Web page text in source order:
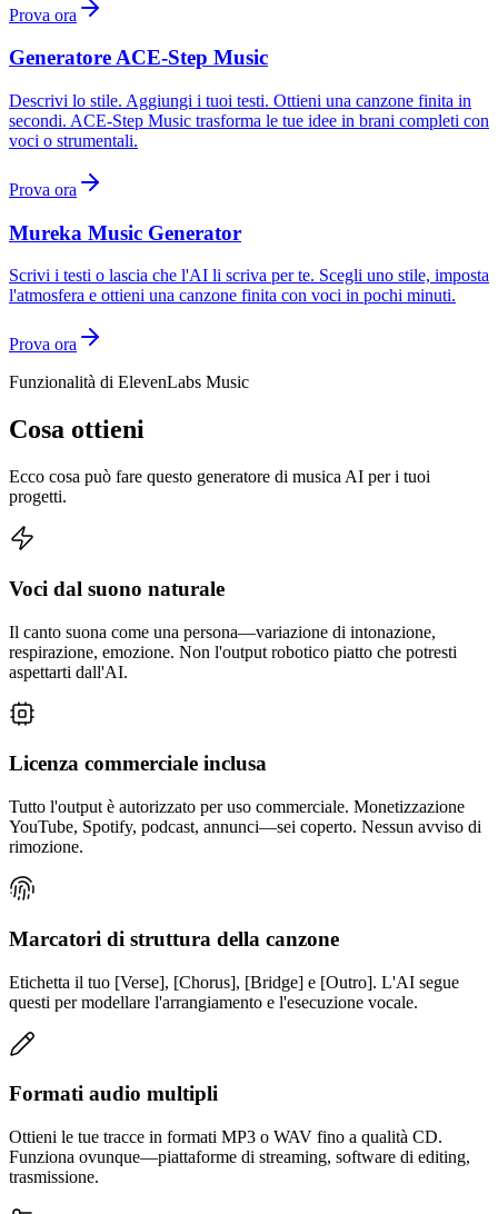
Prova ora
Generatore ACE-Step Music
Descrivi lo stile. Aggiungi i tuoi testi. Ottieni una canzone finita in
secondi. ACE-Step Music trasforma le tue idee in brani completi con
voci o strumentali.
Prova ora
Mureka Music Generator
Scrivi i testi o lascia che l'AI li scriva per te. Scegli uno stile, imposta
l'atmosfera e ottieni una canzone finita con voci in pochi minuti.
Prova ora
Funzionalità di ElevenLabs Music
Cosa ottieni
Ecco cosa può fare questo generatore di musica AI per i tuoi
progetti.
Voci dal suono naturale
Il canto suona come una persona—variazione di intonazione,
respirazione, emozione. Non l'output robotico piatto che potresti
aspettarti dall'AI.
Licenza commerciale inclusa
Tutto l'output è autorizzato per uso commerciale. Monetizzazione
YouTube, Spotify, podcast, annunci—sei coperto. Nessun avviso di
rimozione.
Marcatori di struttura della canzone
Etichetta il tuo [Verse], [Chorus], [Bridge] e [Outro]. L'AI segue
questi per modellare l'arrangiamento e l'esecuzione vocale.
Formati audio multipli
Ottieni le tue tracce in formati MP3 o WAV fino a qualità CD.
Funziona ovunque—piattaforme di streaming, software di editing,
trasmissione.